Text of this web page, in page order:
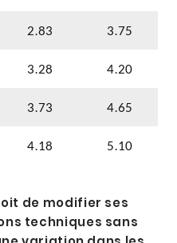
2.83 3.75
3.28 4.20
3.73 4.65
4.18 5.10
de modifier ses
techniques sans